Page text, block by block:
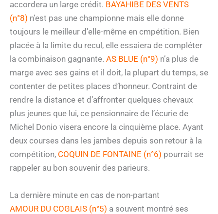
accordera un large crédit. BAYAHIBE DES VENTS
(n°8) n’est pas une championne mais elle donne
toujours le meilleur d’elle-même en cmpétition. Bien
placée à la limite du recul, elle essaiera de compléter
la combinaison gagnante. AS BLUE (n°9) n’a plus de
marge avec ses gains et il doit, la plupart du temps, se
contenter de petites places d’honneur. Contraint de
rendre la distance et d’affronter quelques chevaux
plus jeunes que lui, ce pensionnaire de l’écurie de
Michel Donio visera encore la cinquième place. Ayant
deux courses dans les jambes depuis son retour à la
compétition, COQUIN DE FONTAINE (n°6) pourrait se
rappeler au bon souvenir des parieurs.
La dernière minute en cas de non-partant
AMOUR DU COGLAIS (n°5) a souvent montré ses